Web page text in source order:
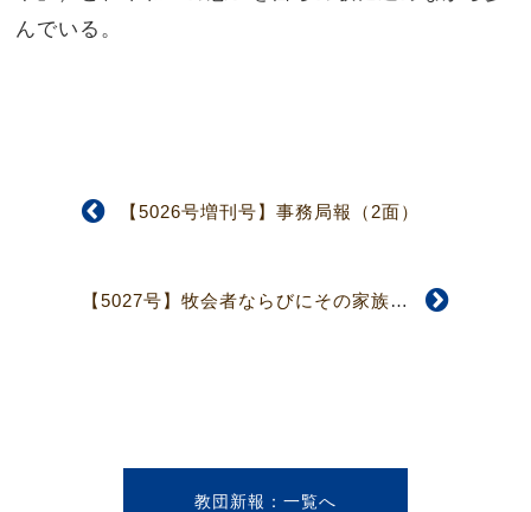
んでいる。
【5026号増刊号】事務局報（2面）
【5027号】牧会者ならびにその家族の精神的なケアを考える全国交流会（3面）
教団新報